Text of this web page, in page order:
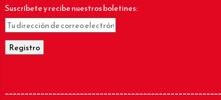
Suscríbete y recibe nuestros boletines: